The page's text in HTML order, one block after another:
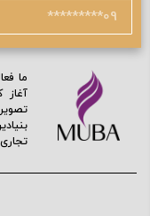
با شماره موبایل
مرا به